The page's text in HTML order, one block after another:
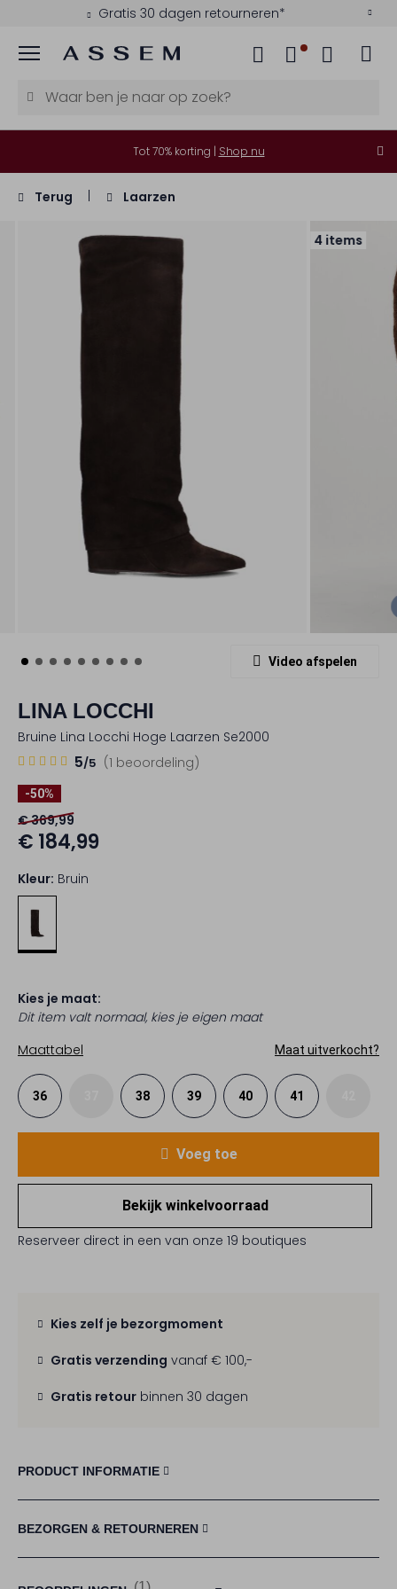
Gratis 30 dagen retourneren*
Menu
Tot 70% korting | Shop nu
Terug Laarzen
4 items
Video afspelen
LINA LOCCHI
Bruine Lina Locchi Hoge Laarzen Se2000
(1 beoordeling)
5/5
15
Sterren
-50%
€ 369,99
€ 184,99
Kleur: Bruin
Kies je maat:
Dit item valt normaal, kies je eigen maat
Maattabel
Maat uitverkocht?
36 38 39 40 41
Voeg toe
Bekijk winkelvoorraad
Reserveer direct in een van onze 19 boutiques
Kies zelf je bezorgmoment
Gratis verzending vanaf € 100,-
Gratis retour binnen 30 dagen
PRODUCT INFORMATIE
BEZORGEN & RETOURNEREN